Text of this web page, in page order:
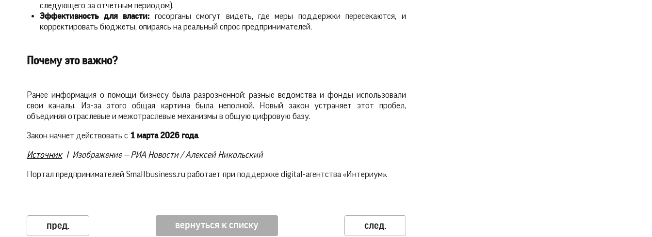
следующего за отчетным периодом).
Эффективность для власти: госорганы смогут видеть, где меры поддержки пересекаются, и
корректировать бюджеты, опираясь на реальный спрос предпринимателей.
Почему это важно?
Ранее информация о помощи бизнесу была разрозненной: разные ведомства и фонды использовали
свои каналы. Из-за этого общая картина была неполной. Новый закон устраняет этот пробел,
объединяя отраслевые и межотраслевые механизмы в общую цифровую базу.
Закон начнет действовать с 1 марта 2026 года.
Источник I Изображение — РИА Новости / Алексей Никольский
Портал предпринимателей Smallbusiness.ru работает при поддержке digital-агентства «Интериум».
вернуться к списку